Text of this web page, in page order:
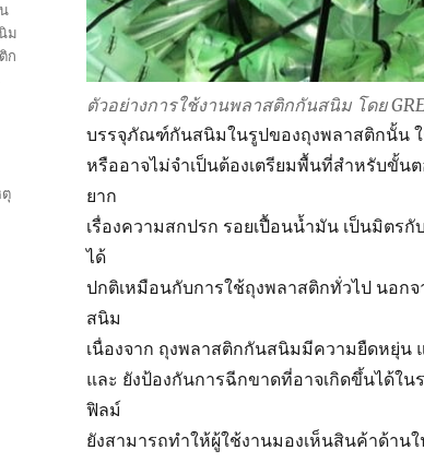
ตัวอย่างการใช้งานพลาสติกกันสนิม โดย
บรรจุภัณฑ์กันสนิมในรูปของถุงพลาสติกนั้น
หรืออาจไม่จำเป็นต้องเตรียมพื้นที่สำหรับขั้น
ยาก
เรื่องความสกปรก รอยเปื้อนน้ำมัน เป็นมิตร
ได้
ปกติเหมือนกับการใช้ถุงพลาสติกทั่วไป นอก
สนิม
เนื่องจาก ถุงพลาสติกกันสนิมมีความยืดหยุ่น
และ ยังป้องกันการฉีกขาดที่อาจเกิดขึ้นได้ใน
ฟิลม์
ยังสามารถทำให้ผู้ใช้งานมองเห็นสินค้าด้าน
ม
ก
ตุ